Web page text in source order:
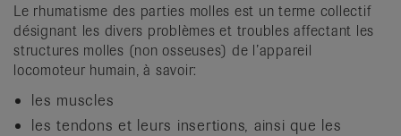
Le rhumatisme des parties molles est un terme collectif
désignant les divers problèmes et troubles affectant les
structures molles (non osseuses) de l’appareil
locomoteur humain, à savoir:
les muscles
les tendons et leurs insertions, ainsi que les